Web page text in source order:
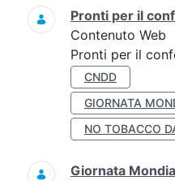
Pronti per il
Contenuto Web
Pronti per il
CNDD
GIORNATA
NO TOBACCO
Giornata